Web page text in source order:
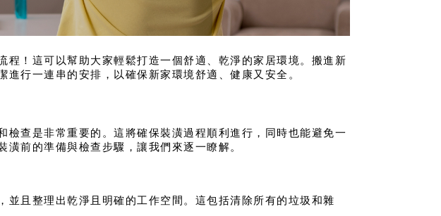
程！這可以幫助大家輕鬆打造一個舒適、乾淨的家居環境。搬進新
行一連串的安排，以確保新家環境舒適、健康又安全。
檢查是非常重要的。這將確保裝潢過程順利進行，同時也能避免一
前的準備與檢查步驟，讓我們來逐一瞭解。
並且整理出乾淨且明確的工作空間。這包括清除所有的垃圾和雜